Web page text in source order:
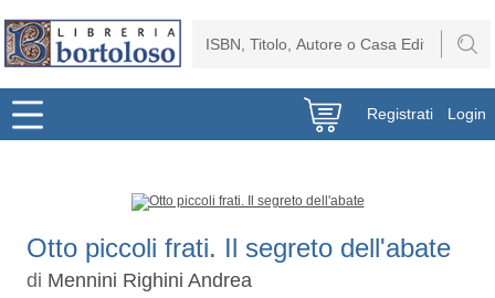
Registrati Login
Otto piccoli frati. Il segreto dell'abate
di Mennini Righini Andrea